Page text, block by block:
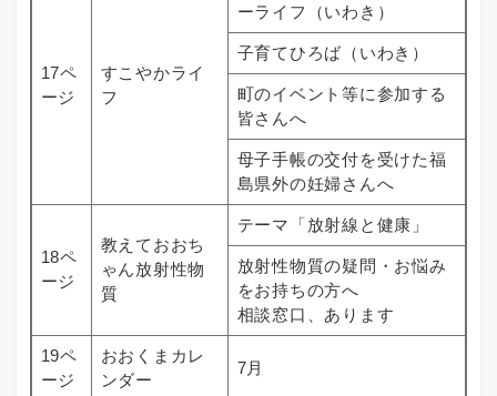
17ペ
ージ
すこやかライ
フ
ーライフ（いわき）
子育てひろば（いわき）
町のイベント等に参加する
皆さんへ
母子手帳の交付を受けた福
島県外の妊婦さんへ
18ペ
ージ
教えておおち
ゃん放射性物
質
テーマ「放射線と健康」
放射性物質の疑問・お悩み
をお持ちの方へ
相談窓口、あります
19ペ
ージ
おおくまカレ
ンダー
7月